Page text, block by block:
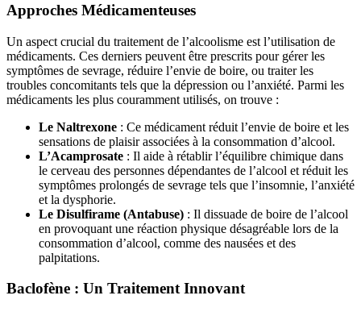
Approches Médicamenteuses
Un aspect crucial du traitement de l’alcoolisme est l’utilisation de
médicaments. Ces derniers peuvent être prescrits pour gérer les
symptômes de sevrage, réduire l’envie de boire, ou traiter les
troubles concomitants tels que la dépression ou l’anxiété. Parmi les
médicaments les plus couramment utilisés, on trouve :
Le Naltrexone : Ce médicament réduit l’envie de boire et les
sensations de plaisir associées à la consommation d’alcool.
L’Acamprosate : Il aide à rétablir l’équilibre chimique dans
le cerveau des personnes dépendantes de l’alcool et réduit les
symptômes prolongés de sevrage tels que l’insomnie, l’anxiété
et la dysphorie.
Le Disulfirame (Antabuse) : Il dissuade de boire de l’alcool
en provoquant une réaction physique désagréable lors de la
consommation d’alcool, comme des nausées et des
palpitations.
Baclofène : Un Traitement Innovant